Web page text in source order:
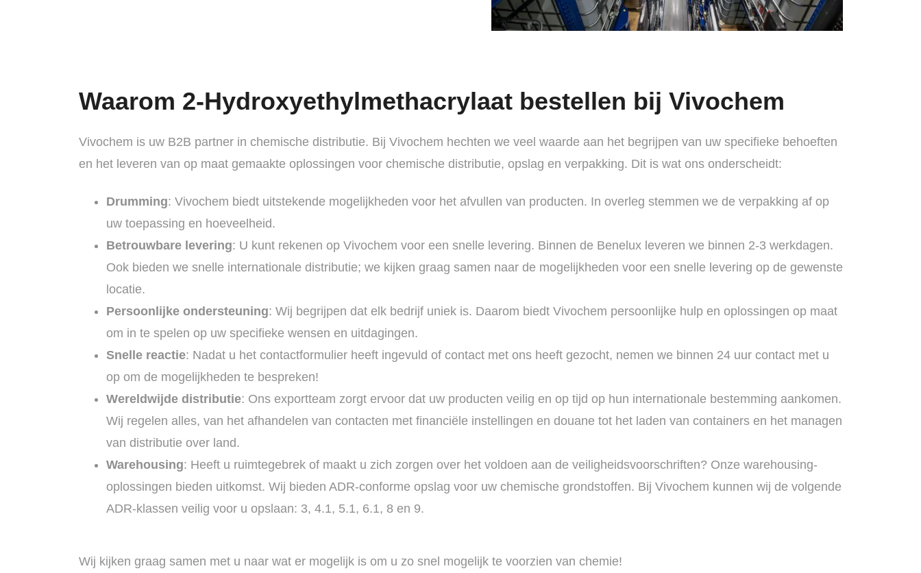
Waarom 2-Hydroxyethylmethacrylaat bestellen bij Vivochem
Vivochem is uw B2B partner in chemische distributie. Bij Vivochem hechten we veel waarde aan het begrijpen van uw specifieke behoeften
en het leveren van op maat gemaakte oplossingen voor chemische distributie, opslag en verpakking. Dit is wat ons onderscheidt:
Drumming: Vivochem biedt uitstekende mogelijkheden voor het afvullen van producten. In overleg stemmen we de verpakking af op
uw toepassing en hoeveelheid.
Betrouwbare levering: U kunt rekenen op Vivochem voor een snelle levering. Binnen de Benelux leveren we binnen 2-3 werkdagen.
Ook bieden we snelle internationale distributie; we kijken graag samen naar de mogelijkheden voor een snelle levering op de gewenste
locatie.
Persoonlijke ondersteuning: Wij begrijpen dat elk bedrijf uniek is. Daarom biedt Vivochem persoonlijke hulp en oplossingen op maat
om in te spelen op uw specifieke wensen en uitdagingen.
Snelle reactie: Nadat u het contactformulier heeft ingevuld of contact met ons heeft gezocht, nemen we binnen 24 uur contact met u
op om de mogelijkheden te bespreken!
Wereldwijde distributie: Ons exportteam zorgt ervoor dat uw producten veilig en op tijd op hun internationale bestemming aankomen.
Wij regelen alles, van het afhandelen van contacten met financiële instellingen en douane tot het laden van containers en het managen
van distributie over land.
Warehousing: Heeft u ruimtegebrek of maakt u zich zorgen over het voldoen aan de veiligheidsvoorschriften? Onze warehousing-
oplossingen bieden uitkomst. Wij bieden ADR-conforme opslag voor uw chemische grondstoffen. Bij Vivochem kunnen wij de volgende
ADR-klassen veilig voor u opslaan: 3, 4.1, 5.1, 6.1, 8 en 9.
Wij kijken graag samen met u naar wat er mogelijk is om u zo snel mogelijk te voorzien van chemie!